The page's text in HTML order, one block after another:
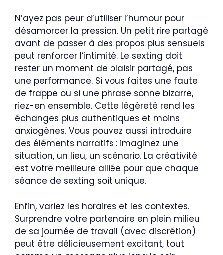
N’ayez pas peur d’utiliser l’humour pour
désamorcer la pression. Un petit rire partagé
avant de passer à des propos plus sensuels
peut renforcer l’intimité. Le sexting doit
rester un moment de plaisir partagé, pas
une performance. Si vous faites une faute
de frappe ou si une phrase sonne bizarre,
riez-en ensemble. Cette légèreté rend les
échanges plus authentiques et moins
anxiogènes. Vous pouvez aussi introduire
des éléments narratifs : imaginez une
situation, un lieu, un scénario. La créativité
est votre meilleure alliée pour que chaque
séance de sexting soit unique.
Enfin, variez les horaires et les contextes.
Surprendre votre partenaire en plein milieu
de sa journée de travail (avec discrétion)
peut être délicieusement excitant, tout